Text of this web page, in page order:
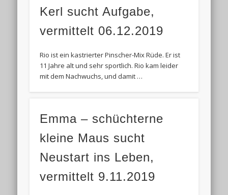
Kerl sucht Aufgabe,
vermittelt 06.12.2019
Rio ist ein kastrierter Pinscher-Mix Rüde. Er ist
11 Jahre alt und sehr sportlich. Rio kam leider
mit dem Nachwuchs, und damit …
Emma – schüchterne
kleine Maus sucht
Neustart ins Leben,
vermittelt 9.11.2019